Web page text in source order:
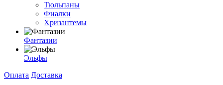
Тюльпаны
Фиалки
Хризантемы
Фантазии
Эльфы
Оплата Доставка